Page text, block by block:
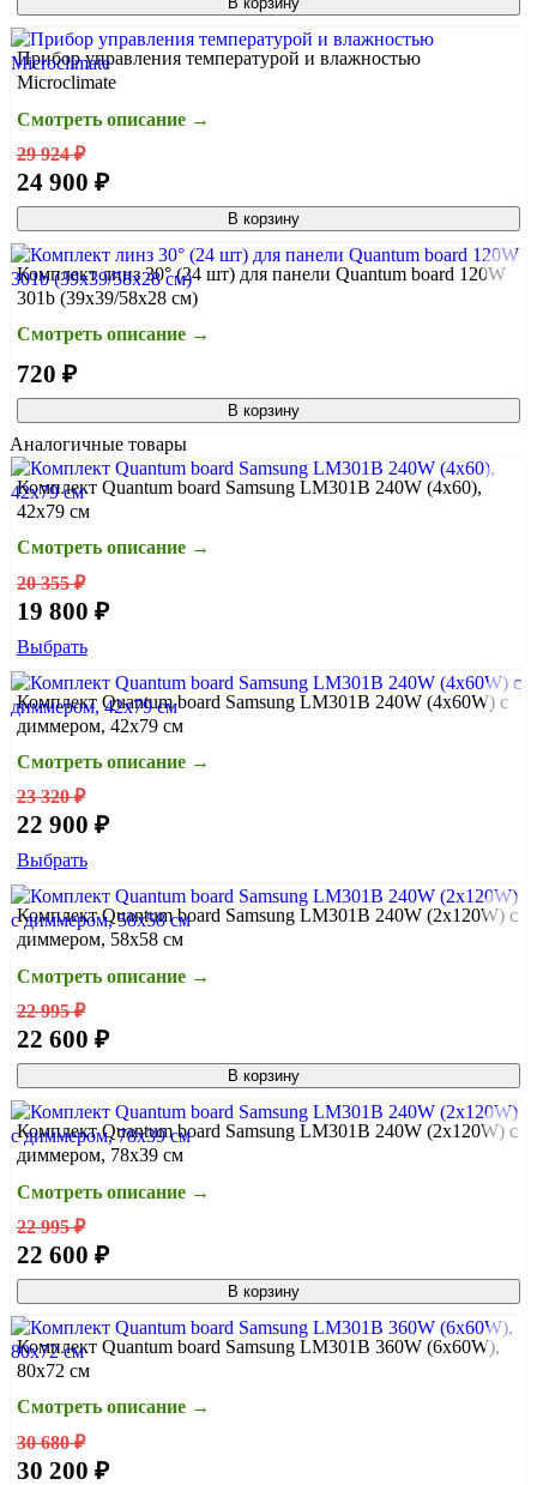
Прибор управления температурой и влажностью
Microclimate
Смотреть описание →
29 924 ₽
24 900 ₽
В корзину
Комплект линз 30° (24 шт) для панели Quantum board 120W
301b (39х39/58х28 см)
Смотреть описание →
720 ₽
В корзину
Аналогичные товары
Комплект Quantum board Samsung LM301B 240W (4x60),
42х79 см
Смотреть описание →
20 355 ₽
19 800 ₽
Выбрать
Комплект Quantum board Samsung LM301B 240W (4x60W) с
диммером, 42х79 см
Смотреть описание →
23 320 ₽
22 900 ₽
Выбрать
Комплект Quantum board Samsung LM301B 240W (2x120W) с
диммером, 58x58 см
Смотреть описание →
22 995 ₽
22 600 ₽
В корзину
Комплект Quantum board Samsung LM301B 240W (2x120W) с
диммером, 78x39 см
Смотреть описание →
22 995 ₽
22 600 ₽
В корзину
Комплект Quantum board Samsung LM301B 360W (6x60W),
80х72 см
Смотреть описание →
30 680 ₽
30 200 ₽